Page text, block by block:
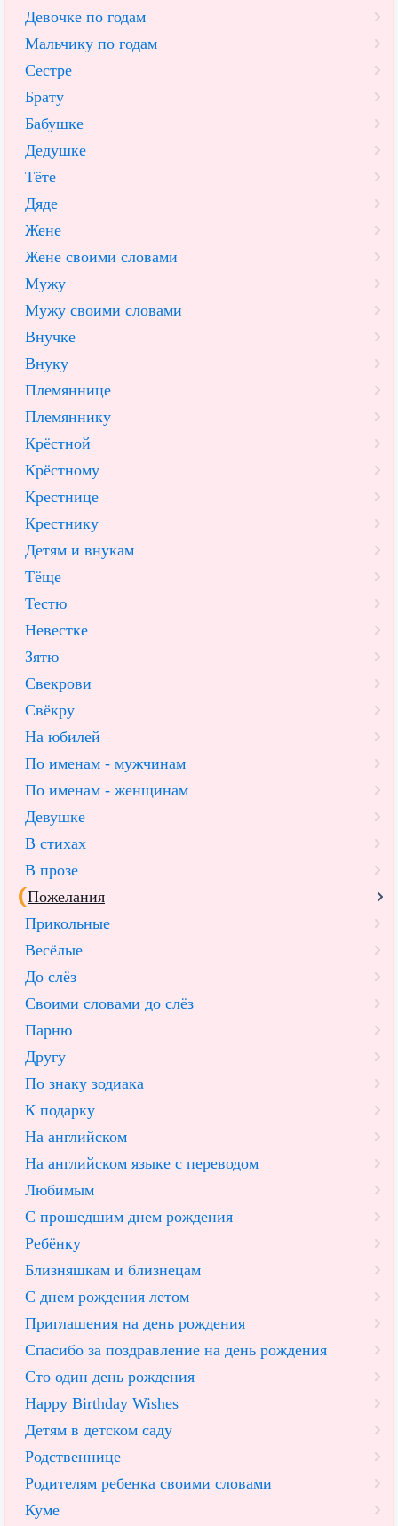
Девочке по годам
Мальчику по годам
Сестре
Брату
Бабушке
Дедушке
Тёте
Дяде
Жене
Жене своими словами
Мужу
Мужу своими словами
Внучке
Внуку
Племяннице
Племяннику
Крёстной
Крёстному
Крестнице
Крестнику
Детям и внукам
Тёще
Тестю
Невестке
Зятю
Свекрови
Свёкру
На юбилей
По именам - мужчинам
По именам - женщинам
Девушке
В стихах
В прозе
Пожелания
Прикольные
Весёлые
До слёз
Своими словами до слёз
Парню
Другу
По знаку зодиака
К подарку
На английском
На английском языке с переводом
Любимым
С прошедшим днем рождения
Ребёнку
Близняшкам и близнецам
С днем рождения летом
Приглашения на день рождения
Спасибо за поздравление на день рождения
Сто один день рождения
Happy Birthday Wishes
Детям в детском саду
Родственнице
Родителям ребенка своими словами
Куме